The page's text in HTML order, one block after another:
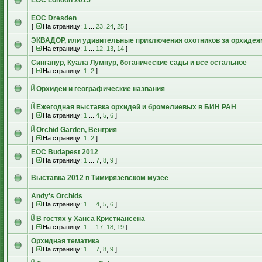
EOC Dresden
[ На страницу: 1 23 24 25 ]
ЭКВАДОР, или удивительные приключения охотников за
[ На страницу: 1 12 13 14 ]
Сингапур, Куала Лумпур, ботанические сады и всё остальное
[ На страницу: 1 2 ]
Орхидеи и географические названия
Ежегодная выставка орхидей и бромелиевых в БИН РАН
[ На страницу: 1 4 5 6 ]
Orchid Garden, Венгрия
[ На страницу: 1 2 ]
EOC Budapest 2012
[ На страницу: 1 7 8 9 ]
Выставка 2012 в Тимирязевском музее
Andy's Orchids
[ На страницу: 1 4 5 6 ]
В гостях у Ханса Кристиансена
[ На страницу: 1 17 18 19 ]
Орхидная тематика
[ На страницу: 1 7 8 9 ]